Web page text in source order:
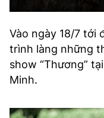
Vào ngày 18/7 tới
trình làng những
show “Thương”
Minh.